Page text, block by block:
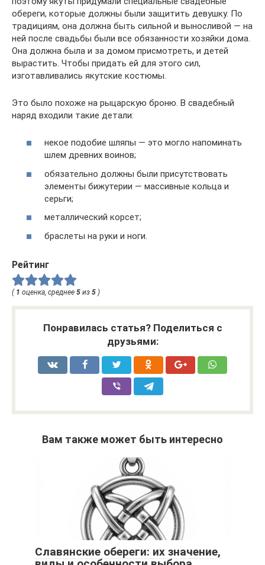
обереги, которые должны были защитить девушку. По
традициям, она должна быть сильной и выносливой — на
ней после свадьбы были все обязанности хозяйки дома.
Она должна была и за домом присмотреть, и детей
вырастить. Чтобы придать ей для этого сил,
изготавливались якутские костюмы.
Это было похоже на рыцарскую броню. В свадебный
наряд входили такие детали:
некое подобие шляпы — это могло напоминать
шлем древних воинов;
обязательно должны были присутствовать
элементы бижутерии — массивные кольца и
серьги;
металлический корсет;
браслеты на руки и ноги.
Рейтинг
( 1 оценка, среднее 5 из 5 )
Понравилась статья? Поделиться с
друзьями:
Вам также может быть интересно
Славянские обереги: их значение,